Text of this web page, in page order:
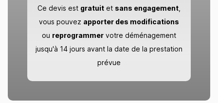
Ce devis est gratuit et sans engagement
vous pouvez apporter des modifications
ou reprogrammer votre déménagement
jusqu'à 14 jours avant la date de la prestation
prévue